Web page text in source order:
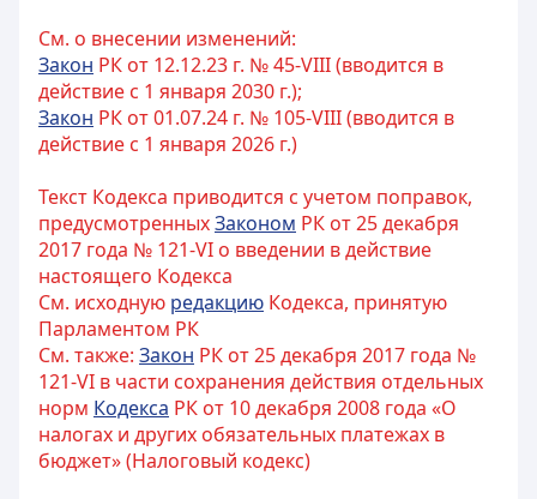
См. о внесении изменений:
Закон РК от 12.12.23 г. № 45-VIII (вводится в
действие с 1 января 2030 г.);
Закон РК от 01.07.24 г. № 105-VIII (вводится в
действие с 1 января 2026 г.)
Текст Кодекса приводится с учетом поправок,
предусмотренныхЗаконом РК от 25 декабря
2017 года № 121-VI о введении в действие
настоящего Кодекса
См. исходную редакцию Кодекса, принятую
Парламентом РК
См. также: Закон РК от 25 декабря 2017 года №
121-VI в части сохранения действия отдельных
норм Кодекса РК от 10 декабря 2008 года «О
налогах и других обязательных платежах в
бюджет» (Налоговый кодекс)